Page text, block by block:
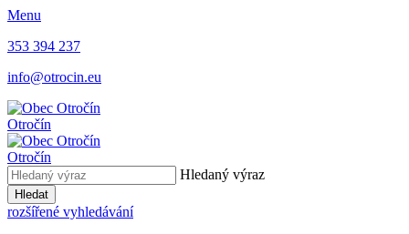
Menu
353 394 237
info@otrocin.eu
Otročín
Otročín
Hledaný výraz
Hledat
rozšířené vyhledávání